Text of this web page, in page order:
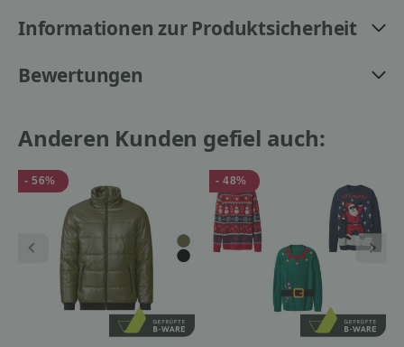
Informationen zur Produktsicherheit
Bewertungen
Anderen Kunden gefiel auch:
- 56% - 48%